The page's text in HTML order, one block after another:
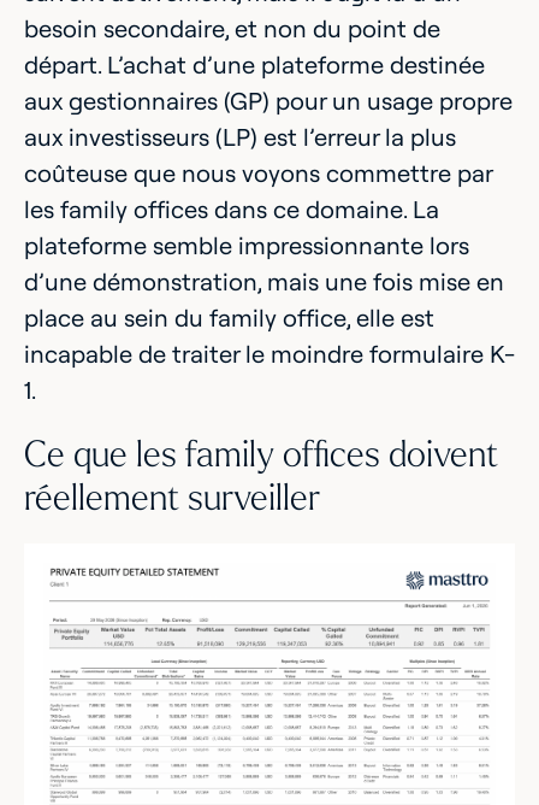
besoin secondaire, et non du point de
départ. L’achat d’une plateforme destinée
aux gestionnaires (GP) pour un usage propre
aux investisseurs (LP) est l’erreur la plus
coûteuse que nous voyons commettre par
les family offices dans ce domaine. La
plateforme semble impressionnante lors
d’une démonstration, mais une fois mise en
place au sein du family office, elle est
incapable de traiter le moindre formulaire K-
1.
Ce que les family offices doivent
réellement surveiller